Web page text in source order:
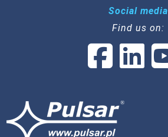
Social media
Find us on: